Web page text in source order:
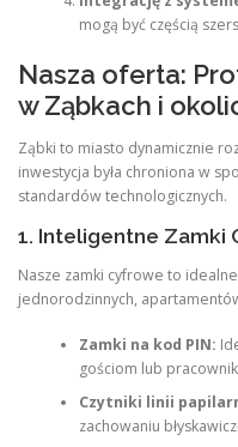
mogą być częścią
Nasza oferta:
w Ząbkach i
Ząbki to miasto dynamicznie
inwestycja była chroniona w
standardów technologicznych.
1. Inteligentne
Nasze zamki cyfrowe to
jednorodzinnych,
Zamki na kod PIN:
gościom lub
Czytniki linii
zachowaniu